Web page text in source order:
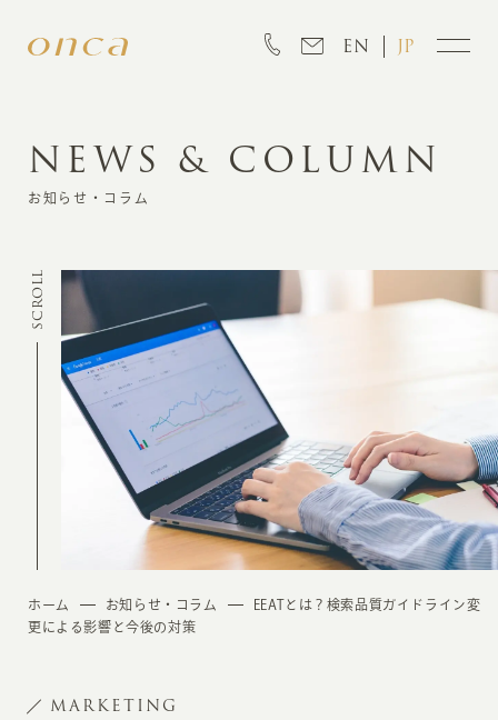
EN JP
INFORMATION
CREATION
MARKETING
NEWS & COLUMN
お知らせ・コラム
SCROLL
ホーム お知らせ・コラム
EEATとは？検索品質ガイドライン変
更による影響と今後の対策
MARKETING